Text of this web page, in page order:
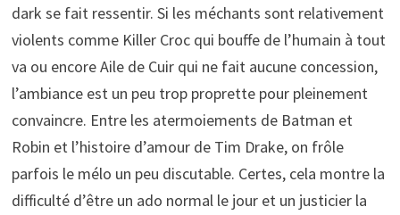
dark se fait ressentir. Si les méchants sont relativement
violents comme Killer Croc qui bouffe de l’humain à tout
va ou encore Aile de Cuir qui ne fait aucune concession,
l’ambiance est un peu trop proprette pour pleinement
convaincre. Entre les atermoiements de Batman et
Robin et l’histoire d’amour de Tim Drake, on frôle
parfois le mélo un peu discutable. Certes, cela montre la
difficulté d’être un ado normal le jour et un justicier la